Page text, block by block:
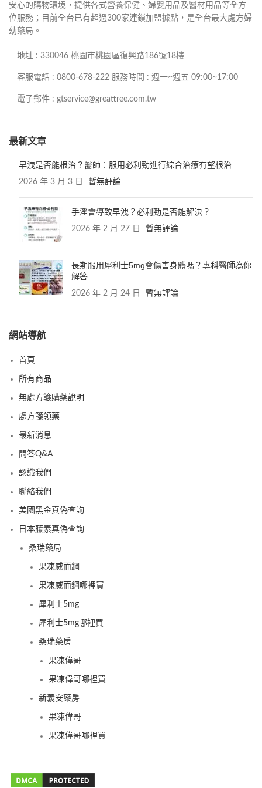
安心的購物環境，提供各式營養保健、婦嬰用品及醫材用品等全方
位服務；目前全台已有超過300家連鎖加盟據點，是全台最大處方婦
幼藥局。
地址 : 330046 桃園市桃園區復興路186號18樓
客服電話 : 0800-678-222 服務時間 : 週一~週五 09:00~17:00
電子郵件 : gtservice@greattree.com.tw
最新文章
早洩是否能根治？醫師：服用必利勁進行綜合治療有望根治
2026 年 3 月 3 日 暫無評論
手淫會導致早洩？必利勁是否能解決？
2026 年 2 月 27 日 暫無評論
長期服用犀利士5mg會傷害身體嗎？專科醫師為你
解答
2026 年 2 月 24 日 暫無評論
網站導航
首頁
所有商品
無處方箋購藥說明
處方箋領藥
最新消息
問答Q&A
認識我們
聯絡我們
美國黑金真偽查詢
日本藤素真偽查詢
桑瑞藥局
果凍威而鋼
果凍威而鋼哪裡買
犀利士5mg
犀利士5mg哪裡買
桑瑞藥房
果凍偉哥
果凍偉哥哪裡買
新義安藥房
果凍偉哥
果凍偉哥哪裡買